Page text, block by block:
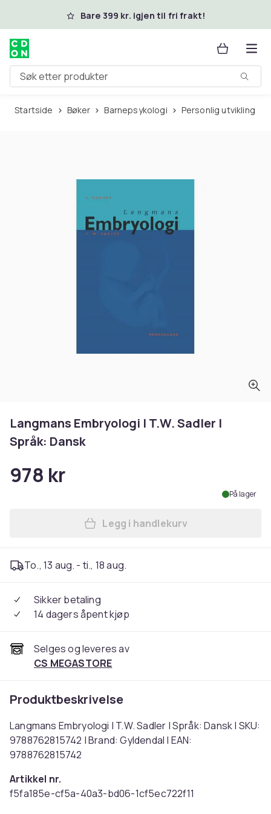
Hopp til hovedinnholdBare 399 kr. igjen til fri frakt!
Søk etter produkter
Startside Bøker Barnepsykologi Personlig utvikling
Langmans Embryologi | T.W. Sadler |
Språk: Dansk
978 kr
På lager
Legg Langmans
Legg i handlekurv
To., 13 aug. - ti., 18 aug.
Sikker betaling
14 dagers åpent kjøp
Selges og leveres av
CS MEGASTORE
Produktbeskrivelse
Langmans Embryologi | T.W. Sadler | Språk: Dansk | SKU:
9788762815742 | Brand: Gyldendal | EAN:
9788762815742
Artikkel nr.
f5fa185e-cf5a-40a3-bd06-1cf5ec722f11